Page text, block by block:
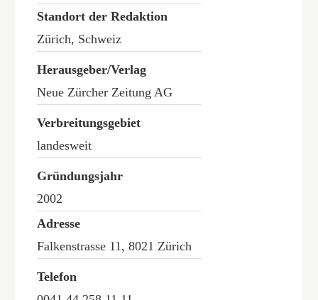
Standort der Redaktion
Zürich, Schweiz
Herausgeber/Verlag
Neue Zürcher Zeitung AG
Verbreitungsgebiet
landesweit
Gründungsjahr
2002
Adresse
Falkenstrasse 11, 8021 Zürich
Telefon